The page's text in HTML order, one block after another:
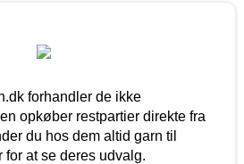
forhandler de ikke
opkøber restpartier direkte fra
du hos dem altid garn til
for at se deres udvalg.